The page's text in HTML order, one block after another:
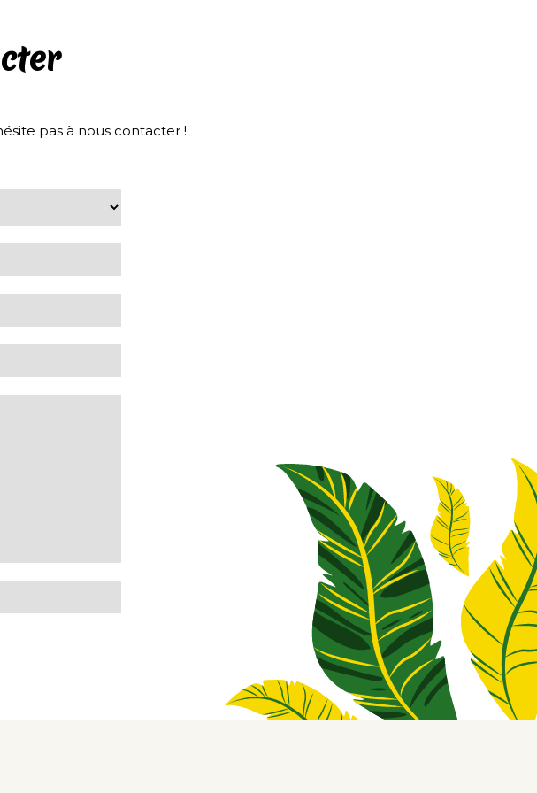
pas à nous contacter !